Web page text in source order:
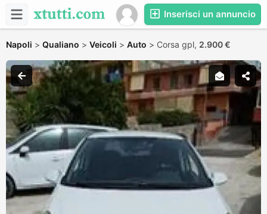
Inserisci un annuncio
Napoli > Qualiano > Veicoli > Auto > Corsa gpl, 2.900 €